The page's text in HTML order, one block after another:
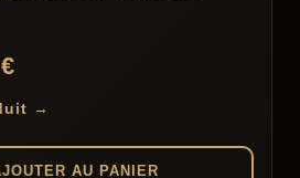
€
→
AU PANIER